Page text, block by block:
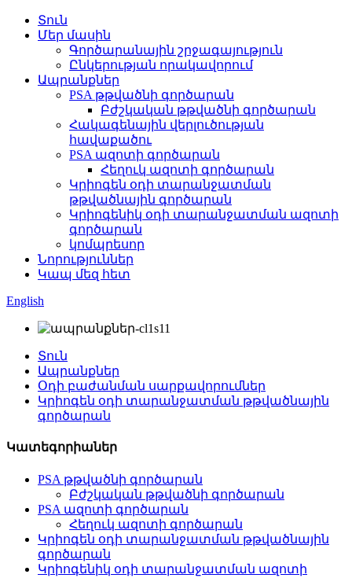
Տուն
Մեր մասին
Գործարանային շրջագայություն
Ընկերության որակավորում
Ապրանքներ
PSA թթվածնի գործարան
Բժշկական թթվածնի գործարան
Հակագենային վերլուծության
հավաքածու
PSA ազոտի գործարան
Հեղուկ ազոտի գործարան
Կրիոգեն օդի տարանջատման
թթվածնային գործարան
Կրիոգենիկ օդի տարանջատման ազոտի
գործարան
կոմպրեսոր
Նորություններ
Կապ մեզ հետ
English
Տուն
Ապրանքներ
Օդի բաժանման սարքավորումներ
Կրիոգեն օդի տարանջատման թթվածնային
գործարան
Կատեգորիաներ
PSA թթվածնի գործարան
Բժշկական թթվածնի գործարան
PSA ազոտի գործարան
Հեղուկ ազոտի գործարան
Կրիոգեն օդի տարանջատման թթվածնային
գործարան
Կրիոգենիկ օդի տարանջատման ազոտի